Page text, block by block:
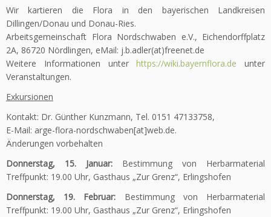
Wir kartieren die Flora in den bayerischen Landkreisen
Dillingen/Donau und Donau-Ries.
Arbeitsgemeinschaft Flora Nordschwaben e.V., Eichendorffplatz
2A, 86720 Nördlingen, eMail: j.b.adler(at)freenet.de
Weitere Informationen unterhttps://wiki.bayernflora.de unter
Veranstaltungen.
Exkursionen
Kontakt: Dr. Günther Kunzmann, Tel. 0151 47133758,
E-Mail: arge-flora-nordschwaben[at]web.de.
Änderungen vorbehalten
Donnerstag, 15. Januar: Bestimmung von Herbarmaterial
Treffpunkt: 19.00 Uhr, Gasthaus „Zur Grenz“, Erlingshofen
Donnerstag, 19. Februar: Bestimmung von Herbarmaterial
Treffpunkt: 19.00 Uhr, Gasthaus „Zur Grenz“, Erlingshofen